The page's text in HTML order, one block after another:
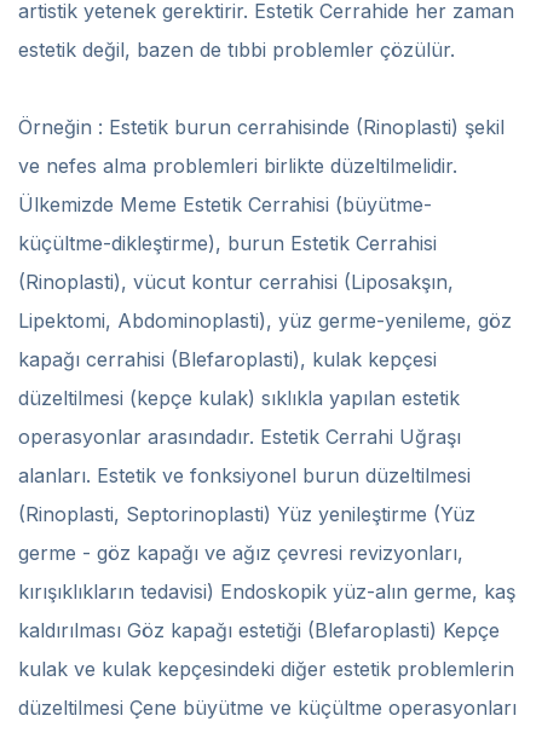
artistik yetenek gerektirir. Estetik Cerrahide her zaman
estetik değil, bazen de tıbbi problemler çözülür.
Örneğin : Estetik burun cerrahisinde (Rinoplasti) şekil
ve nefes alma problemleri birlikte düzeltilmelidir.
Ülkemizde Meme Estetik Cerrahisi (büyütme-
küçültme-dikleştirme), burun Estetik Cerrahisi
(Rinoplasti), vücut kontur cerrahisi (Liposakşın,
Lipektomi, Abdominoplasti), yüz germe-yenileme, göz
kapağı cerrahisi (Blefaroplasti), kulak kepçesi
düzeltilmesi (kepçe kulak) sıklıkla yapılan estetik
operasyonlar arasındadır. Estetik Cerrahi Uğraşı
alanları. Estetik ve fonksiyonel burun düzeltilmesi
(Rinoplasti, Septorinoplasti) Yüz yenileştirme (Yüz
germe - göz kapağı ve ağız çevresi revizyonları,
kırışıklıkların tedavisi) Endoskopik yüz-alın germe, kaş
kaldırılması Göz kapağı estetiği (Blefaroplasti) Kepçe
kulak ve kulak kepçesindeki diğer estetik problemlerin
düzeltilmesi Çene büyütme ve küçültme operasyonları